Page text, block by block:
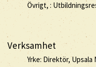
Övrigt, :
Verksamhet
Yrke: Direktör, Upsala